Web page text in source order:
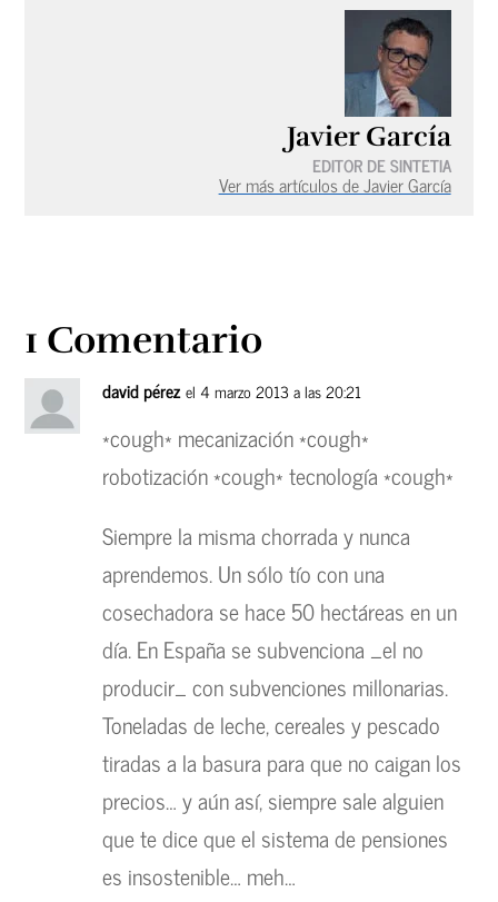
Javier García
EDITOR DE SINTETIA
Ver más artículos de Javier García
1 Comentario
david pérez el 4 marzo 2013 a las 20:21
*cough* mecanización *cough*
robotización *cough* tecnología *cough*
Siempre la misma chorrada y nunca
aprendemos. Un sólo tío con una
cosechadora se hace 50 hectáreas en un
día. En España se subvenciona _el no
producir_ con subvenciones millonarias.
Toneladas de leche, cereales y pescado
tiradas a la basura para que no caigan los
precios… y aún así, siempre sale alguien
que te dice que el sistema de pensiones
es insostenible… meh…